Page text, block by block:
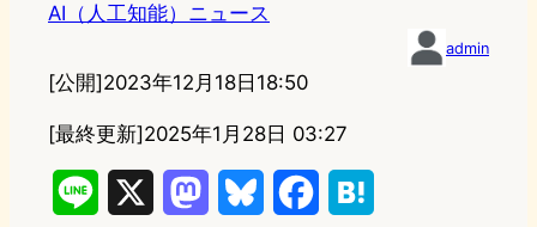
AI（人工知能）ニュース
admin
[公開]2023年12月18日18:50
[最終更新]2025年1月28日 03:27